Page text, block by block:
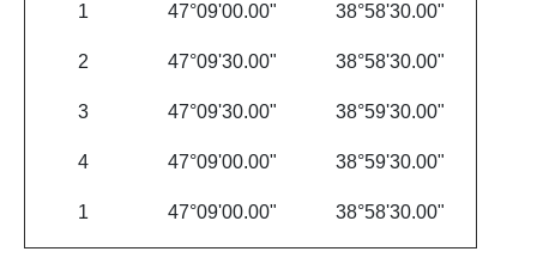
1 47°09'00.00" 38°58'30.00"
2 47°09'30.00" 38°58'30.00"
3 47°09'30.00" 38°59'30.00"
4 47°09'00.00" 38°59'30.00"
1 47°09'00.00" 38°58'30.00"